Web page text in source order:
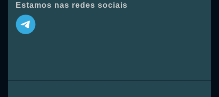
Estamos nas redes sociais